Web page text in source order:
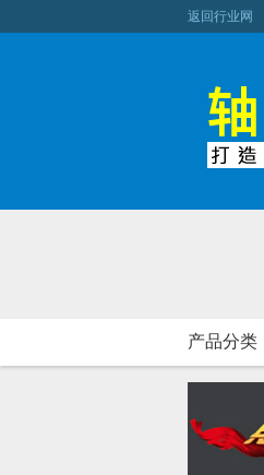
返回行业网
产品分类